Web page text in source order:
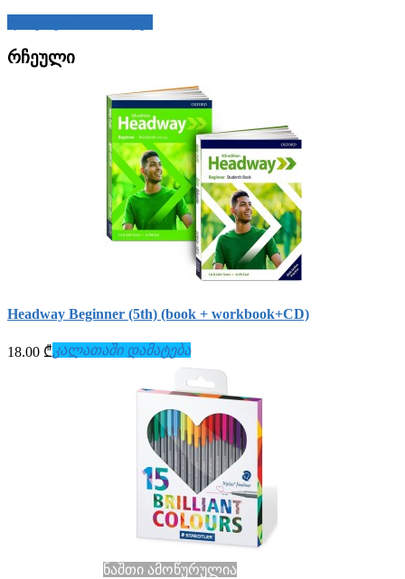
რჩეული
Headway Beginner (5th) (book + workbook+СD)
18.00 ₾კალათაში დამატება
ნაშთი ამოწურულია